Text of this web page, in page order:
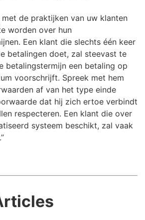
met de praktijken van uw klanten
worden over hun
Een klant die slechts één keer
betalingen doet, zal steevast te
betalingstermijn een betaling op
voorschrijft. Spreek met hem
af van het type einde
dat hij zich ertoe verbindt
respecteren. Een klant die over
systeem beschikt, zal vaak